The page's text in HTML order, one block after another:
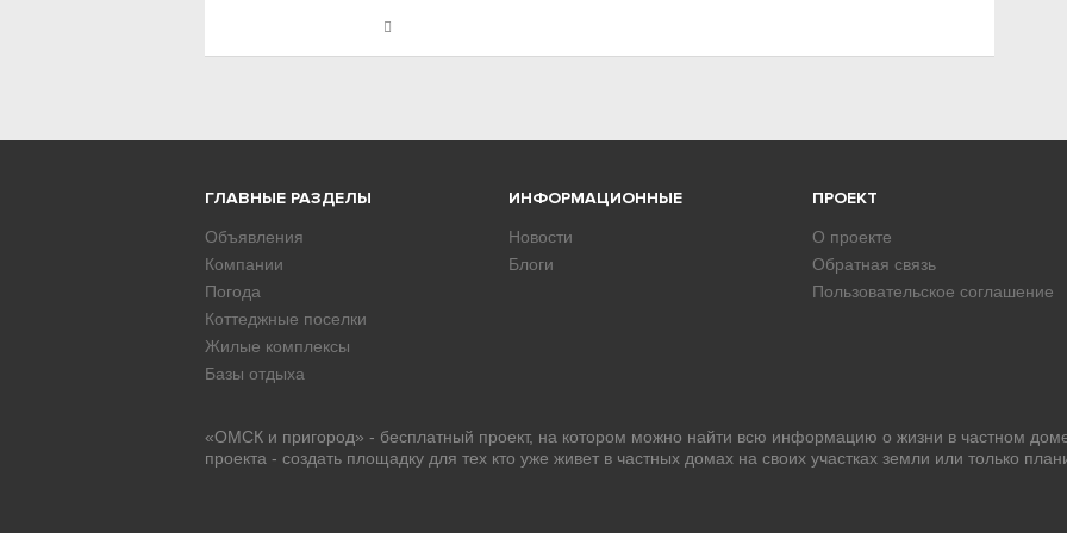
ГЛАВНЫЕ РАЗДЕЛЫ
Объявления
Компании
Погода
Коттеджные поселки
Жилые комплексы
Базы отдыха
ИНФОРМАЦИОННЫЕ
Новости
Блоги
ПРОЕКТ
О проекте
Обратная связь
Пользовательское соглашение
«ОМСК и пригород» - бесплатный проект, на котором можно найти всю информацию о жизни в частном
проекта - создать площадку для тех кто уже живет в частных домах на своих участках земли или только